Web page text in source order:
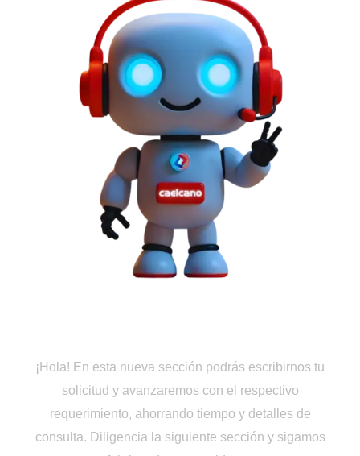
¡Hola! En esta nueva sección podrás escribirnos tu
solicitud y avanzaremos con el respectivo
requerimiento, ahorrando tiempo y detalles de
consulta. Diligencia la siguiente sección y sigamos